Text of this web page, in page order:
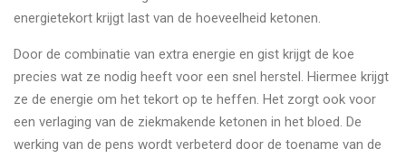
energietekort krijgt last van de hoeveelheid ketonen.
Door de combinatie van extra energie en gist krijgt de koe
precies wat ze nodig heeft voor een snel herstel. Hiermee krijgt
ze de energie om het tekort op te heffen. Het zorgt ook voor
een verlaging van de ziekmakende ketonen in het bloed. De
werking van de pens wordt verbeterd door de toename van de